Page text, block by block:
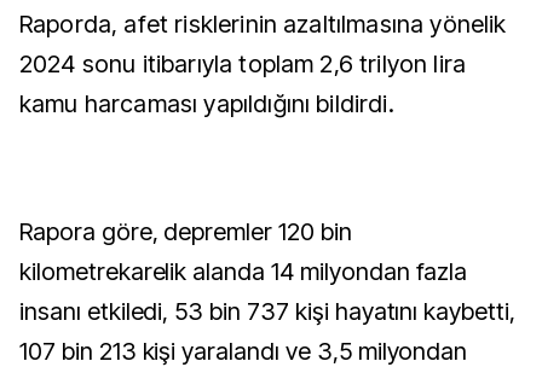
Raporda, afet risklerinin azaltılmasına yönelik
2024 sonu itibarıyla toplam 2,6 trilyon lira
kamu harcaması yapıldığını bildirdi.
Rapora göre, depremler 120 bin
kilometrekarelik alanda 14 milyondan fazla
insanı etkiledi, 53 bin 737 kişi hayatını kaybetti,
107 bin 213 kişi yaralandı ve 3,5 milyondan